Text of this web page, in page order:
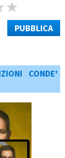
PUBBLICA
CONDE'